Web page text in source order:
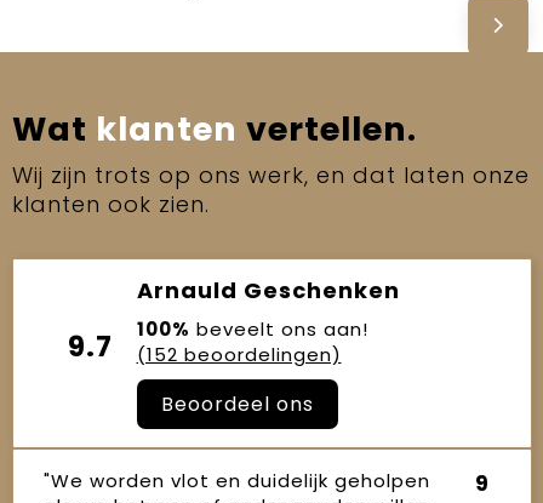
Wat klanten vertellen.
Wij zijn trots op ons werk, en dat laten onze
klanten ook zien.
9.7
Arnauld Geschenken
100% beveelt ons aan!
(152 beoordelingen)
Beoordeel ons
"We worden vlot en duidelijk geholpen
9